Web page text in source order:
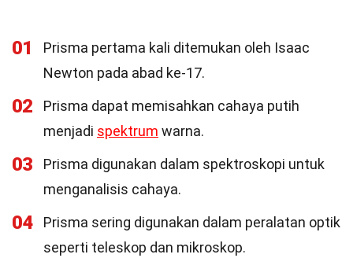
01
Prisma pertama kali ditemukan oleh Isaac
Newton pada abad ke-17.
02
Prisma dapat memisahkan cahaya putih
menjadi spektrum warna.
03
Prisma digunakan dalam spektroskopi untuk
menganalisis cahaya.
04
Prisma sering digunakan dalam peralatan optik
seperti teleskop dan mikroskop.